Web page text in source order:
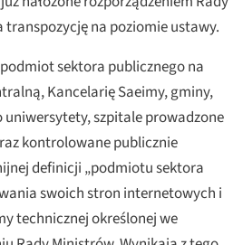
na poziomie ustawy.
sektora publicznego na
Kancelarię Saeimy, gminy,
szpitale prowadzone
kontrolowane publicznie
definicji „podmiotu sektora
swoich stron internetowych i
technicznej określonej we